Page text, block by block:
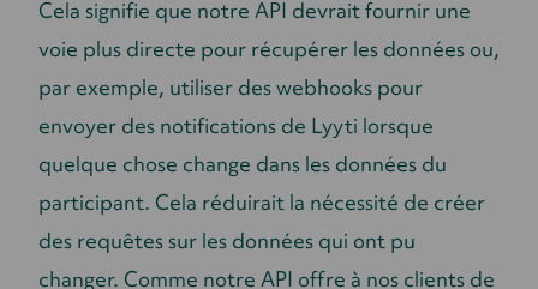
Cela signifie que notre API devrait fournir une
voie plus directe pour récupérer les données ou,
par exemple, utiliser des webhooks pour
envoyer des notifications de Lyyti lorsque
quelque chose change dans les données du
participant. Cela réduirait la nécessité de créer
des requêtes sur les données qui ont pu
changer. Comme notre API offre à nos clients de